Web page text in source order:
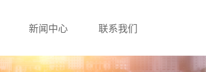
新闻中心 联系我们